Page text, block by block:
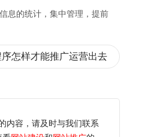
息的统计，集中管理，提前
怎样才能推广运营出去
内容，请及时与我们联系